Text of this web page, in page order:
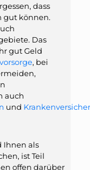
dass
gut können.
Das
gut Geld
, bei
auch
und
Ihnen als
ist Teil
offen darüber